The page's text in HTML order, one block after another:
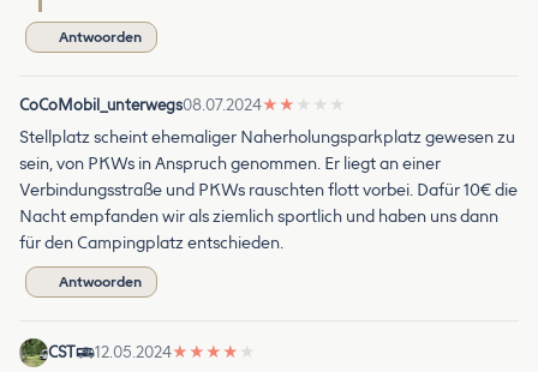
Antwoorden
CoCoMobil_unterwegs08.07.2024★ ★ ★ ★ ★
Stellplatz scheint ehemaliger Naherholungsparkplatz gewesen zu
sein, von PKWs in Anspruch genommen. Er liegt an einer
Verbindungsstraße und PKWs rauschten flott vorbei. Dafür 10€ die
Nacht empfanden wir als ziemlich sportlich und haben uns dann
für den Campingplatz entschieden.
Antwoorden
CST 12.05.2024★ ★ ★ ★ ★